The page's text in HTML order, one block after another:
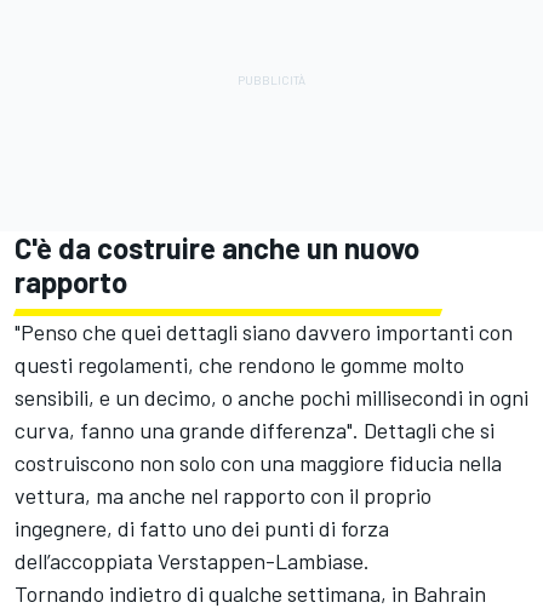
C'è da costruire anche un nuovo
rapporto
"Penso che quei dettagli siano davvero importanti con
questi regolamenti, che rendono le gomme molto
sensibili, e un decimo, o anche pochi millisecondi in ogni
curva, fanno una grande differenza". Dettagli che si
costruiscono non solo con una maggiore fiducia nella
vettura, ma anche nel rapporto con il proprio
ingegnere, di fatto uno dei punti di forza
dell’accoppiata Verstappen-Lambiase.
Tornando indietro di qualche settimana, in Bahrain